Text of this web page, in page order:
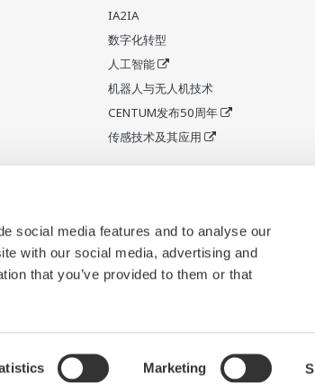
social media features and to analyse our
with our social media, advertising and
that you’ve provided to them or that
Marketing
IA2IA
数字化转型
人工智能
机器人与无人机技术
CENTUM发布50周年
传感技术及其应用